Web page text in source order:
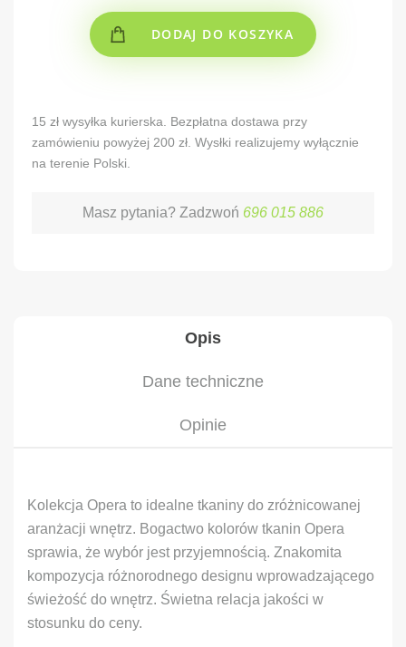
DODAJ DO KOSZYKA
15 zł wysyłka kurierska. Bezpłatna dostawa przy
zamówieniu powyżej 200 zł. Wysłki realizujemy wyłącznie
na terenie Polski.
Masz pytania? Zadzwoń 696 015 886
Opis
Dane techniczne
Opinie
Kolekcja Opera to idealne tkaniny do zróżnicowanej
aranżacji wnętrz. Bogactwo kolorów tkanin Opera
sprawia, że wybór jest przyjemnością. Znakomita
kompozycja różnorodnego designu wprowadzającego
świeżość do wnętrz. Świetna relacja jakości w
stosunku do ceny.